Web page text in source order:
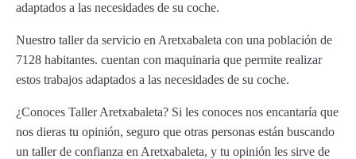
adaptados a las necesidades de su coche.
Nuestro taller da servicio en Aretxabaleta con una población de
7128 habitantes. cuentan con maquinaria que permite realizar
estos trabajos adaptados a las necesidades de su coche.
¿Conoces Taller Aretxabaleta? Si les conoces nos encantaría que
nos dieras tu opinión, seguro que otras personas están buscando
un taller de confianza en Aretxabaleta, y tu opinión les sirve de